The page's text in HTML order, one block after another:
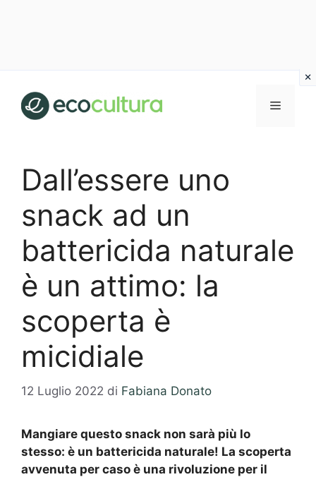
contenuto
MENU
Dall’essere uno
snack ad un
battericida naturale
è un attimo: la
scoperta è
micidiale
12 Luglio 2022 di Fabiana Donato
Mangiare questo snack non sarà più lo
stesso: è un battericida naturale! La scoperta
avvenuta per caso è una rivoluzione per il